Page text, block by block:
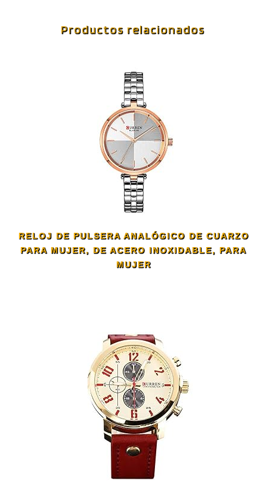
Productos relacionados
RELOJ DE PULSERA ANALÓGICO DE CUARZO
PARA MUJER, DE ACERO INOXIDABLE, PARA
MUJER